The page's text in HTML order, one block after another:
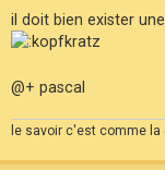
il doit bien exister
@+ pascal
le savoir c'est comme